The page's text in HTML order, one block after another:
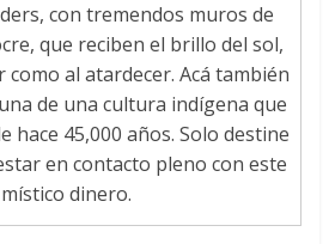
con tremendos muros de
que reciben el brillo del sol,
como al atardecer. Acá también
de una cultura indígena que
hace 45,000 años. Solo destine
en contacto pleno con este
místico dinero.